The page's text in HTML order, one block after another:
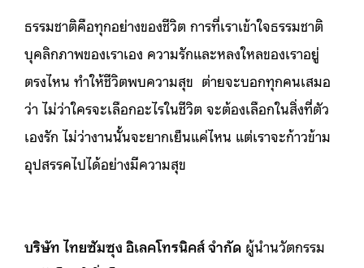
ธรรมชาติคือทุกอย่างของชีวิต การที่เราเข้าใจธรรมชาติ
บุคลิกภาพของเราเอง ความรักและหลงใหลของเราอยู่
ตรงไหน ทำให้ชีวิตพบความสุข ต่ายจะบอกทุกคนเสมอ
ว่า ไม่ว่าใครจะเลือกอะไรในชีวิต จะต้องเลือกในสิ่งที่ตัว
เองรัก ไม่ว่างานนั้นจะยากเย็นแค่ไหน แต่เราจะก้าวข้าม
อุปสรรคไปได้อย่างมีความสุข
บริษัท ไทยซัมซุง อิเลคโทรนิคส์ จำกัด ผู้นำนวัตกรรม